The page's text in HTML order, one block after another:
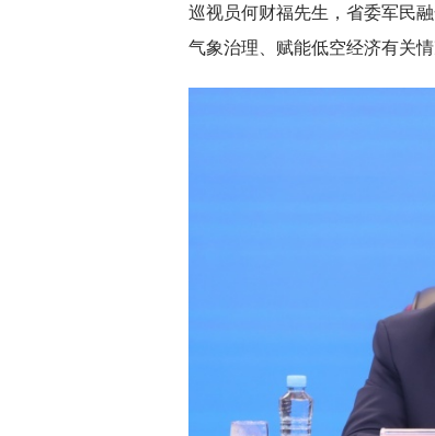
巡视员何财福先生，省委军民
气象治理、赋能低空经济有关